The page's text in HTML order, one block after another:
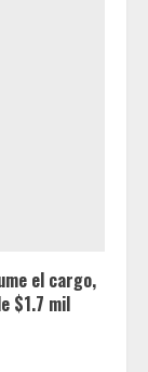
el cargo,
$1.7 mil